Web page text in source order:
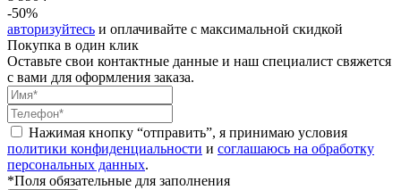
-50%
авторизуйтесь и оплачивайте с максимальной скидкой
Покупка в один клик
Оставьте свои контактные данные и наш специалист свяжется
с вами для оформления заказа.
Нажимая кнопку “отправить”, я принимаю условия
политики конфиденциальности и соглашаюсь на обработку
персональных данных.
*Поля обязательные для заполнения